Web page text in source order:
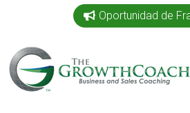
Oportunidad de